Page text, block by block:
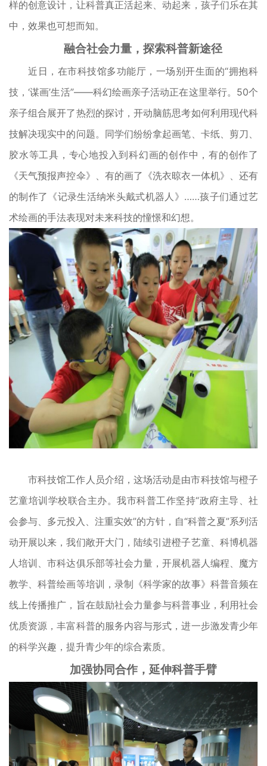
样的创意设计，让科普真正活起来、动起来，孩子们乐在其
中，效果也可想而知。
融合社会力量，探索科普新途径
近日，在市科技馆多功能厅，一场别开生面的“拥抱科
技，‘谋画’生活”——科幻绘画亲子活动正在这里举行。50个
亲子组合展开了热烈的探讨，开动脑筋思考如何利用现代科
技解决现实中的问题。同学们纷纷拿起画笔、卡纸、剪刀、
胶水等工具，专心地投入到科幻画的创作中，有的创作了
《天气预报声控伞》、有的画了《洗衣晾衣一体机》、还有
的制作了《记录生活纳米头戴式机器人》……孩子们通过艺
术绘画的手法表现对未来科技的憧憬和幻想。
市科技馆工作人员介绍，这场活动是由市科技馆与橙子
艺童培训学校联合主办。我市科普工作坚持“政府主导、社
会参与、多元投入、注重实效”的方针，自“科普之夏”系列活
动开展以来，我们敞开大门，陆续引进橙子艺童、科博机器
人培训、市科达俱乐部等社会力量，开展机器人编程、魔方
教学、科普绘画等培训，录制《科学家的故事》科普音频在
线上传播推广，旨在鼓励社会力量参与科普事业，利用社会
优质资源，丰富科普的服务内容与形式，进一步激发青少年
的科学兴趣，提升青少年的综合素质。
加强协同合作，延伸科普手臂